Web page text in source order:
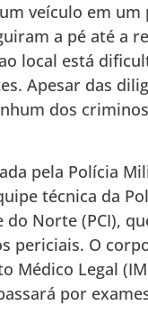
veículo em um
a pé até a
local está
Apesar das
dos
pela Polícia
técnica da
do Norte (PCI),
periciais. O
Médico Legal
por